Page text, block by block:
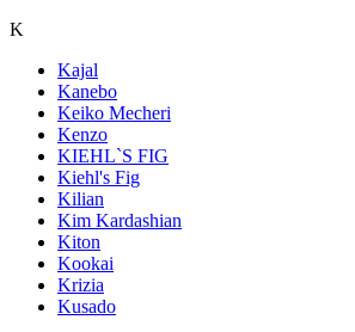
K
Kajal
Kanebo
Keiko Mecheri
Kenzo
KIEHL`S FIG
Kiehl's Fig
Kilian
Kim Kardashian
Kiton
Kookai
Krizia
Kusado